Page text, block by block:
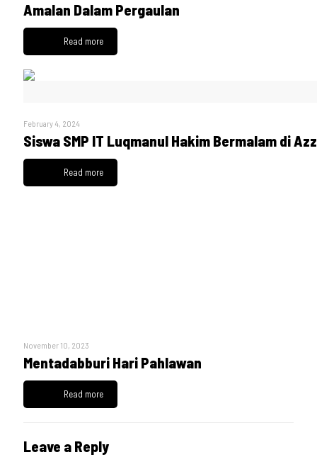
Amalan Dalam Pergaulan
Read more
February 4, 2024
Siswa SMP IT Luqmanul Hakim Bermalam di
Read more
November 10, 2023
Mentadabburi Hari Pahlawan
Read more
Leave a Reply